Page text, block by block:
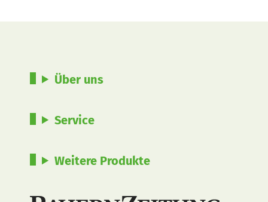
Über uns
Service
Weitere Produkte